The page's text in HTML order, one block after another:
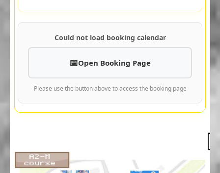
Could not load booking calendar
Open Booking Page
Please use the button above to access the booking page